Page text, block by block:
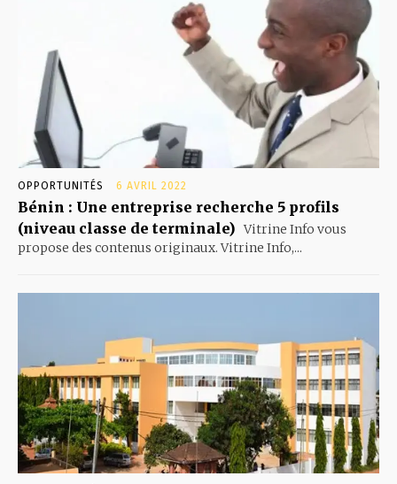
OPPORTUNITÉS 6 AVRIL 2022
Bénin : Une entreprise recherche 5 profils
(niveau classe de terminale) Vitrine Info vous
propose des contenus originaux. Vitrine Info,...